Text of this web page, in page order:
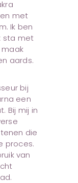
met
Ik ben
sta met
aards.
bij
een
Bij mij in
die
proces.
van